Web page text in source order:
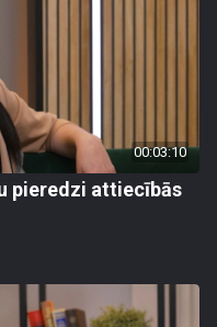
00:03:10
pieredzi attiecībās